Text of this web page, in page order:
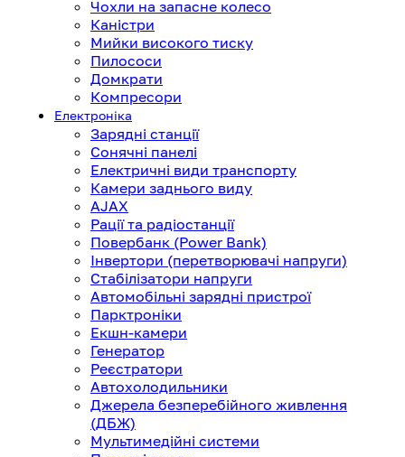
Чохли на запасне колесо
Каністри
Мийки високого тиску
Пилососи
Домкрати
Компресори
Електроніка
Зарядні станції
Сонячні панелі
Електричні види транспорту
Камери заднього виду
AJAX
Рації та радіостанції
Повербанк (Power Bank)
Інвертори (перетворювачі напруги)
Стабілізатори напруги
Автомобільні зарядні пристрої
Парктроніки
Екшн-камери
Генератор
Реєстратори
Автохолодильники
Джерела безперебійного живлення
(ДБЖ)
Мультимедійні системи